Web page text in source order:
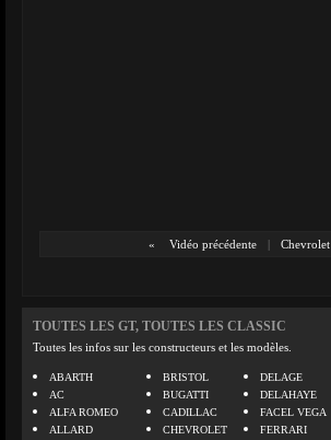
« Vidéo précédente | Chevrolet
TOUTES LES GT, TOUTES LES CLASSIC
Toutes les infos sur les constructeurs et les modèles.
ABARTH
AC
ALFA ROMEO
ALLARD
BRISTOL
BUGATTI
CADILLAC
CHEVROLET
DELAGE
DELAHAYE
FACEL VEGA
FERRARI